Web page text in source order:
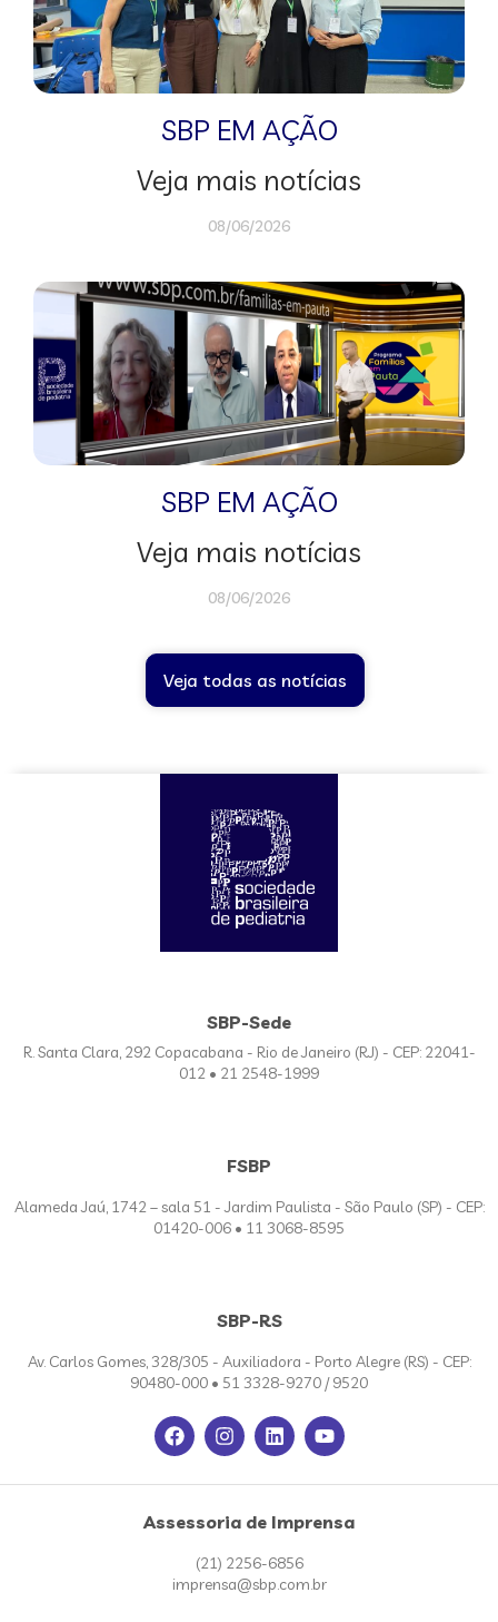
SBP EM AÇÃO
Veja mais notícias
08/06/2026
SBP EM AÇÃO
Veja mais notícias
08/06/2026
Veja todas as notícias
SBP-Sede
R. Santa Clara, 292 Copacabana - Rio de Janeiro (RJ) - CEP: 22041-
012 • 21 2548-1999
FSBP
Alameda Jaú, 1742 – sala 51 - Jardim Paulista - São Paulo (SP) - CEP:
01420-006 • 11 3068-8595
SBP-RS
Av. Carlos Gomes, 328/305 - Auxiliadora - Porto Alegre (RS) - CEP:
90480-000 • 51 3328-9270 / 9520
Assessoria de Imprensa
(21) 2256-6856
imprensa@sbp.com.br